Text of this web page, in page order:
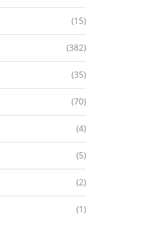
(15)
(382)
(35)
(70)
(4)
(5)
(2)
(1)